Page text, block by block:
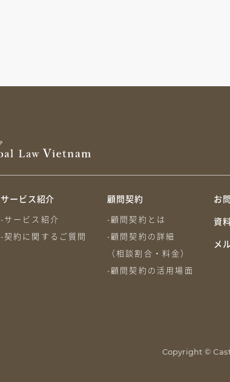
サービス紹介
-サービス紹介
-契約に関するご質問
顧問契約
-顧問契約とは
-顧問契約の詳細
（相談割合・料金）
-顧問契約の活用場面
お
資
メ
Copyright ©